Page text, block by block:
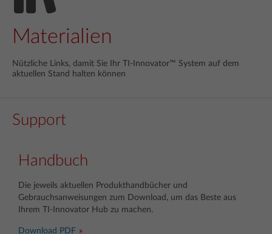
Materialien
Nützliche Links, damit Sie Ihr TI-Innovator™ System auf dem
aktuellen Stand halten können
Support
Handbuch
Die jeweils aktuellen Produkthandbücher und
Gebrauchsanweisungen zum Download, um das Beste aus
Ihrem TI-Innovator Hub zu machen.
Download PDF